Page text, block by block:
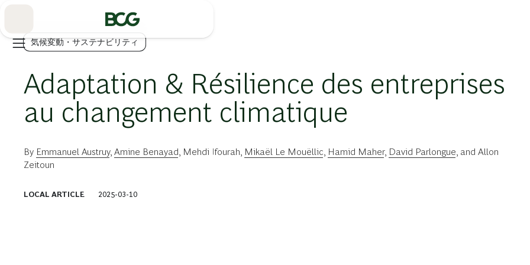
気候変動・サステナビリティ
Adaptation & Résilience des entreprises
au changement climatique
By Emmanuel Austruy, Amine Benayad Mehdi Ifourah Mikaël Le Mouëllic Hamid Maher, David Parlongue , and Allon
Zeitoun
LOCAL ARTICLE 2025-03-10